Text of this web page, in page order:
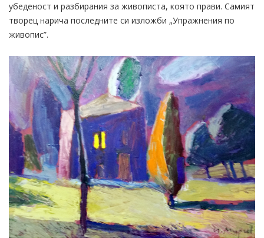
убеденост и разбирания за живописта, която прави. Самият
творец нарича последните си изложби „Упражнения по
живопис”.